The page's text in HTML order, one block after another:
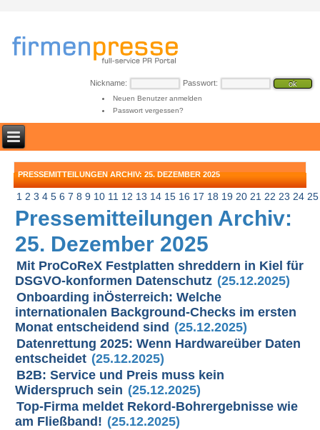
Nickname: Passwort:
Neuen Benutzer anmelden
Passwort vergessen?
PRESSEMITTEILUNGEN ARCHIV: 25. DEZEMBER 2025
1 2 3 4 5 6 7 8 9 10 11 12 13 14 15 16 17 18 19 20 21 22 23 24 25
Pressemitteilungen Archiv:
25. Dezember 2025
Mit ProCoReX Festplatten shreddern in Kiel für
DSGVO-konformen Datenschutz (25.12.2025)
Onboarding inÖsterreich: Welche
internationalen Background-Checks im ersten
Monat entscheidend sind (25.12.2025)
Datenrettung 2025: Wenn Hardwareüber Daten
entscheidet (25.12.2025)
B2B: Service und Preis muss kein
Widerspruch sein (25.12.2025)
Top-Firma meldet Rekord-Bohrergebnisse wie
am Fließband! (25.12.2025)